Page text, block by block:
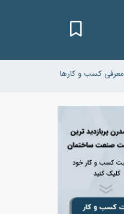
معرفی کسب و کارها